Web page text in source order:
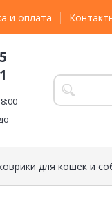
и оплата
для кошек и